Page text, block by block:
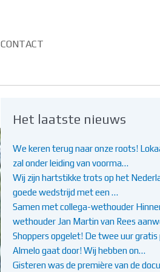
CONTACT
Het laatste nieuws
We keren terug naar onze roots!
zal onder leiding van voorma…
Wij zijn hartstikke trots op het
goede wedstrijd met een …
Samen met collega-wethouder
wethouder Jan Martin van Rees
Shoppers opgelet! De twee uur gratis
Almelo gaat door! Wij hebben on…
Gisteren was de première van de